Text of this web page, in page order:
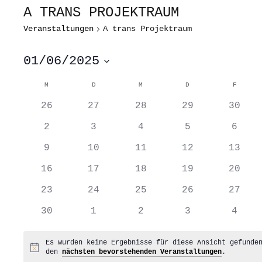
A TRANS PROJEKTRAUM
Veranstaltungen A trans Projektraum
01/06/2025
wählen.
KALENDER
VERANSTALTUNGEN
M D M D F
0
26
0
27
0
28
0
29
0
30
0
2
0
3
0
4
0
5
0
6
0
9
0
10
0
11
0
12
0
13
0
16
0
17
0
18
0
19
0
20
0
23
0
24
0
25
0
26
0
27
0
30
0
1
0
2
0
3
0
4
Hinweis
Es wurden keine Ergebnisse für diese Ansicht
den nächsten bevorstehenden Veranstaltungen.